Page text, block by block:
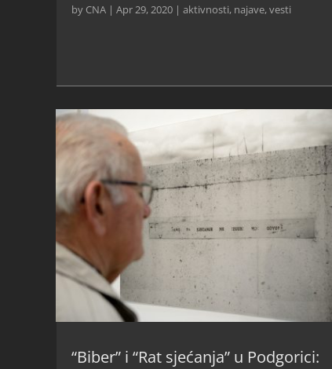
by CNA | Apr 29, 2020 | aktivnosti, najave,vesti
“Biber” i “Rat sjećanja” u Podgorici: